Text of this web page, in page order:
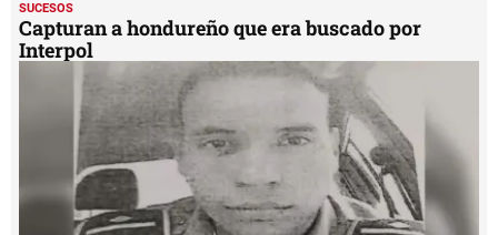
SUCESOS
Capturan a hondureño que era buscado por
Interpol